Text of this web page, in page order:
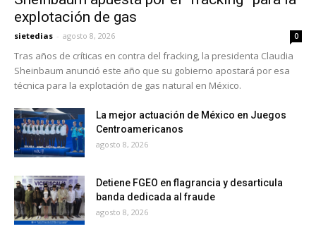
explotación de gas
sietedias - agosto 8, 2026 0
Tras años de críticas en contra del fracking, la presidenta Claudia
Sheinbaum anunció este año que su gobierno apostará por esa
técnica para la explotación de gas natural en México.
La mejor actuación de México en Juegos
Centroamericanos
agosto 8, 2026
Detiene FGEO en flagrancia y desarticula
banda dedicada al fraude
agosto 8, 2026